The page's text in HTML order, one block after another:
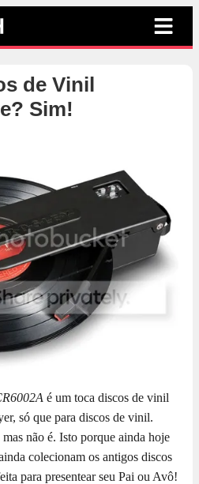
de Vinil
Sim!
é um toca discos de vinil
só que para discos de vinil.
não é. Isto porque ainda hoje
colecionam os antigos discos
para presentear seu Pai ou Avô!